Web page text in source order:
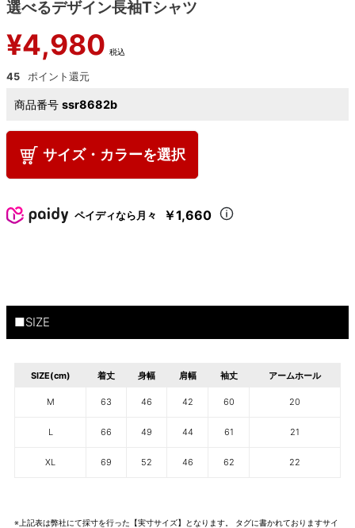
選べるデザイン長袖Tシャツ
¥4,980 税込
45
商品番号 ssr8682b
サイズ・カラーを選択
ペイディなら月々 ￥1,660
■SIZE
SIZE(cm) 着丈 身幅 肩幅 袖丈 アームホール
M 63 46 42 60 20
L 66 49 44 61 21
XL 69 52 46 62 22
※上記表は弊社にて採寸を行った【実寸サイズ】となります。 タグに書かれておりますサイ